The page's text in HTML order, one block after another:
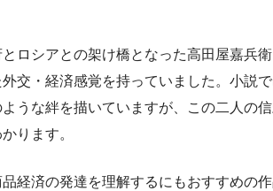
ロシアとの架け橋となった高田屋嘉兵
交・経済感覚を持っていました。小説
うな絆を描いていますが、この二人の
ります。
経済の発達を理解するにもおすすめの